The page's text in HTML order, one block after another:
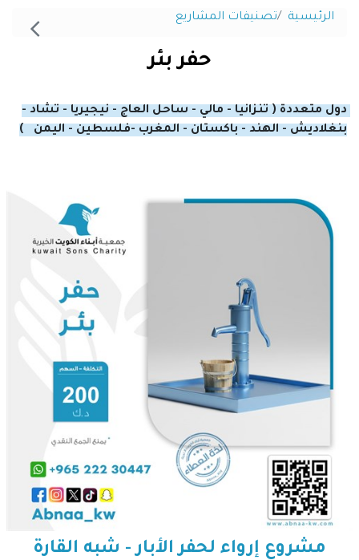
الرئيسية تصنيفات المشاريع
حفر بئر
بنغلاديش - الهند - باكستان - المغرب -فلسطين - اليمن   )
مشروع إرواء لحفر الأبار - شبه القارة